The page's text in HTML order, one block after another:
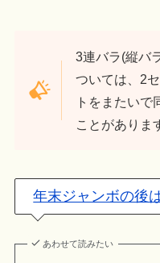
3連バラ(縦バ
ついては、2
トをまたいで
ことがありま
年末ジャンボの後
あわせて読みたい